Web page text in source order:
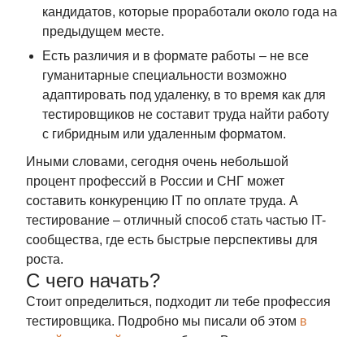
кандидатов, которые проработали около года на
предыдущем месте.
Есть различия и в формате работы – не все
гуманитарные специальности возможно
адаптировать под удаленку, в то время как для
тестировщиков не составит труда найти работу
с гибридным или удаленным форматом.
Иными словами, сегодня очень небольшой
процент профессий в России и СНГ может
составить конкуренцию IT по оплате труда. А
тестирование – отличный способ стать частью IT-
сообщества, где есть быстрые перспективы для
роста.
С чего начать?
Стоит определиться, подходит ли тебе профессия
тестировщика. Подробно мы писали об этом в